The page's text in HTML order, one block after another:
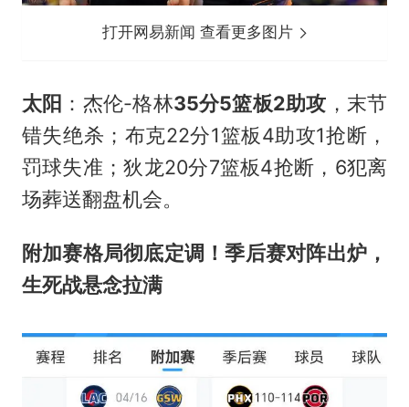
打开网易新闻 查看更多图片
太阳 ：杰伦-格林35分5篮板2助攻 ，末节
错失绝杀；布克22分1篮板4助攻1抢断，
罚球失准；狄龙20分7篮板4抢断，6犯离
场葬送翻盘机会。
附加赛格局彻底定调！季后赛对阵出炉，
生死战悬念拉满